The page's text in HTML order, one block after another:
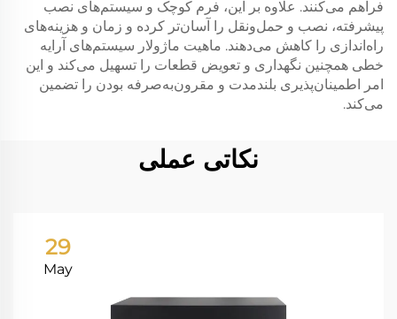
فراهم می‌کنند. علاوه بر این، فرم کوچک و سیستم‌های نصب
پیشرفته، نصب و حمل‌ونقل را آسان‌تر کرده و زمان و هزینه‌های
راه‌اندازی را کاهش می‌دهند. ماهیت ماژولار سیستم‌های آرایه
خطی همچنین نگهداری و تعویض قطعات را تسهیل می‌کند و این
امر اطمینان‌پذیری بلندمدت و مقرون‌به‌صرفه بودن را تضمین
می‌کند.
نکاتی عملی
29
May